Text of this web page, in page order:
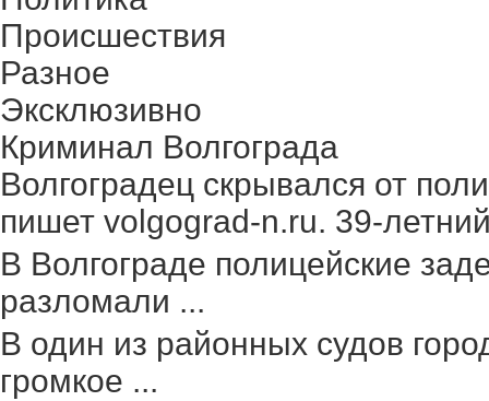
Происшествия
Разное
Эксклюзивно
Криминал Волгограда
Волгоградец скрывался от
пишет volgograd-n.ru. 39-
В Волгограде полицейские
разломали ...
В один из районных судов
громкое ...